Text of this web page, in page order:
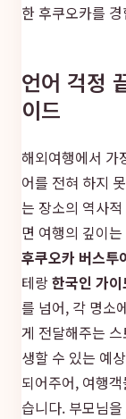
한 후쿠오카를
언어 걱정
이드
해외여행에서 가
어를 전혀 하지
는 장소의 역사
면 여행의 깊이
후쿠오카 버스투
테랑한국인 가이
를 넘어, 각 명소
게 전달해주는
생할 수 있는 예
되어주어, 여행
습니다. 부모님